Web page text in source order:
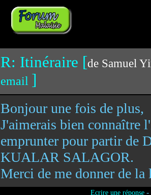
R: Itinéraire [de Samuel
email ]
Bonjour une fois de plus,
J'aimerais bien connaître
emprunter pour partir de
KUALAR SALAGOR.
Merci de me donner de la
Ecrire une réponse-